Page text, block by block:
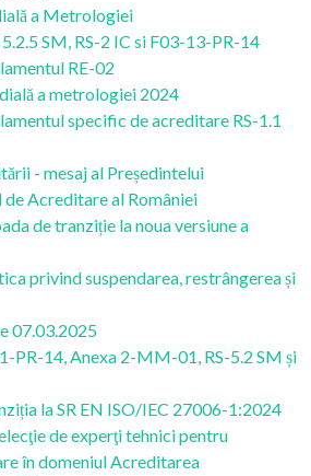
a Metrologiei
SM, RS-2 IC si F03-13-PR-14
RE-02
a metrologiei 2024
specific de acreditare RS-1.1
- mesaj al Președintelui
Acreditare al României
de tranziție la noua versiune a
privind suspendarea, restrângerea și
07.03.2025
PR-14, Anexa 2-MM-01, RS-5.2 SM și
la SR EN ISO/IEC 27006-1:2024
de experţi tehnici pentru
în domeniul Acreditarea